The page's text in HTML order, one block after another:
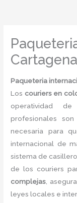
Cartagena
Paqueteria
Los couriers en
operatividad
profesionales
necesaria para
internacional de
sistema de
de los couriers
complejas ,
leyes locales e